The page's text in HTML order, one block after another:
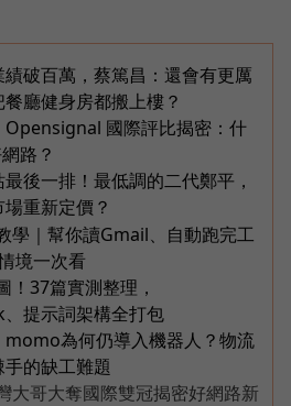
破百萬，蔡篤昌：還會有更厲
廳健身房都搬上樓？
Opensignal 國際評比揭密：什
路？
後一排！最低調的二代鄭平，
重新定價？
學｜幫你讀Gmail、自動跑完工
境一次看
37篇實測整理，
提示詞架構全打包
momo為何仍導入機器人？物流
的缺工難題
大哥大奪國際雙冠揭密好網路新